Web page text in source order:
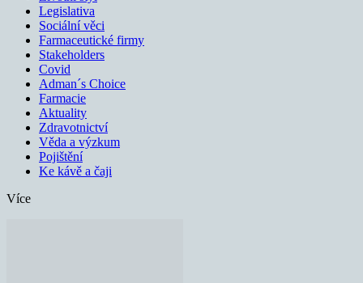
Legislativa
Sociální věci
Farmaceutické firmy
Stakeholders
Covid
Adman´s Choice
Farmacie
Aktuality
Zdravotnictví
Věda a výzkum
Pojištění
Ke kávě a čaji
Více